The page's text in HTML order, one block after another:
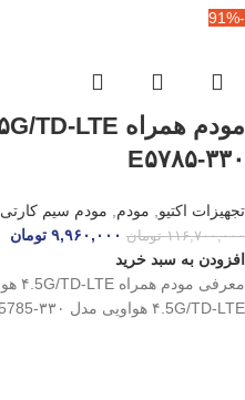
-91%
E۵۷۸۵-۳۳۰
تجهیزات اکتیو مودم مودم سیم کارتی 4G-TD LTE
۱۱۶,۷۰۰,۰۰۰ تومان ۹,۹۶۰,۰۰۰ تومان
افزودن به سبد خرید
۴.5G/TD-LTE هواویی مدل E5785-۳۳۰ یکی از بهترین مودم های همراه